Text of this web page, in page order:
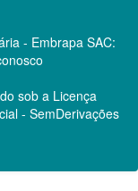
- Embrapa SAC:
sob a Licença
- SemDerivações